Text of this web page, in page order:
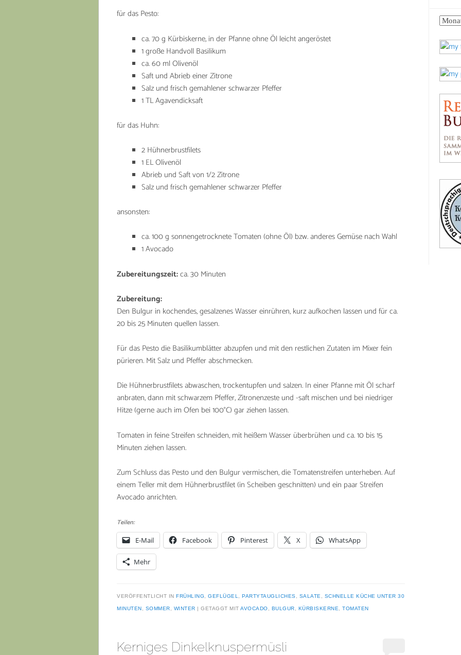
für das Pesto:
ca. 70 g Kürbiskerne, in der Pfanne ohne Öl leicht angeröstet
1 große Handvoll Basilikum
ca. 60 ml Olivenöl
Saft und Abrieb einer Zitrone
Salz und frisch gemahlener schwarzer Pfeffer
1 TL Agavendicksaft
für das Huhn:
2 Hühnerbrustfilets
1 EL Olivenöl
Abrieb und Saft von 1/2 Zitrone
Salz und frisch gemahlener schwarzer Pfeffer
ansonsten:
ca. 100 g sonnengetrocknete Tomaten (ohne Öl) bzw. anderes Gemüse nach Wahl
1 Avocado
Zubereitungszeit:ca. 30 Minuten
Zubereitung:
Den Bulgur in kochendes, gesalzenes Wasser einrühren, kurz aufkochen lassen und für ca.
20 bis 25 Minuten quellen lassen.
Für das Pesto die Basilikumblätter abzupfen und mit den restlichen Zutaten im Mixer fein
pürieren. Mit Salz und Pfeffer abschmecken.
Die Hühnerbrustfilets abwaschen, trockentupfen und salzen. In einer Pfanne mit Öl scharf
anbraten, dann mit schwarzem Pfeffer, Zitronenzeste und -saft mischen und bei niedriger
Hitze (gerne auch im Ofen bei 100°C) gar ziehen lassen.
Tomaten in feine Streifen schneiden, mit heißem Wasser überbrühen und ca. 10 bis 15
Minuten ziehen lassen.
Zum Schluss das Pesto und den Bulgur vermischen, die Tomatenstreifen unterheben. Auf
einem Teller mit dem Hühnerbrustfilet (in Scheiben geschnitten) und ein paar Streifen
Avocado anrichten.
Teilen:
E-Mail Facebook Pinterest X WhatsApp
Mehr
VERÖFFENTLICHT IN FRÜHLING GEFLÜGEL PARTYTAUGLICHES SALATE SCHNELLE KÜCHE UNTER 30
MINUTEN SOMMER WINTER GETAGGT MIT AVOCADO BULGUR KÜRBISKERNE TOMATEN
Kerniges Dinkelknuspermüsli
archive